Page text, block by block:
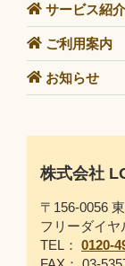
サービス紹介
ご利用案内
お知らせ
株式会社
〒156-0056
フリーダイヤ
TEL： 0120-